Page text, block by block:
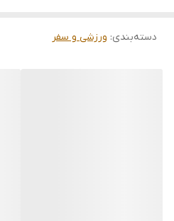
دسته‌بندی: ورزشی و سفر